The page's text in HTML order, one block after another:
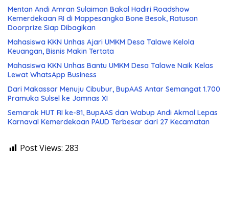
Mentan Andi Amran Sulaiman Bakal Hadiri Roadshow
Kemerdekaan RI di Mappesangka Bone Besok, Ratusan
Doorprize Siap Dibagikan
Mahasiswa KKN Unhas Ajari UMKM Desa Talawe Kelola
Keuangan, Bisnis Makin Tertata
Mahasiswa KKN Unhas Bantu UMKM Desa Talawe Naik Kelas
Lewat WhatsApp Business
Dari Makassar Menuju Cibubur, BupAAS Antar Semangat 1.700
Pramuka Sulsel ke Jamnas XI
Semarak HUT RI ke-81, BupAAS dan Wabup Andi Akmal Lepas
Karnaval Kemerdekaan PAUD Terbesar dari 27 Kecamatan
Post Views: 283